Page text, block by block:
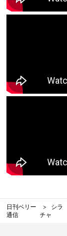
日刊ベリー
通信
シラ
チャ